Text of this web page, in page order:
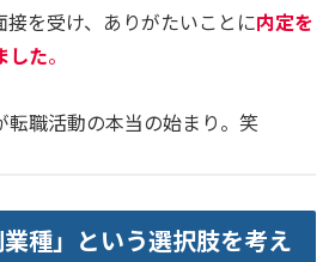
接を受け、ありがたいことに内定を
した。
転職活動の本当の始まり。笑
種」という選択肢を考え